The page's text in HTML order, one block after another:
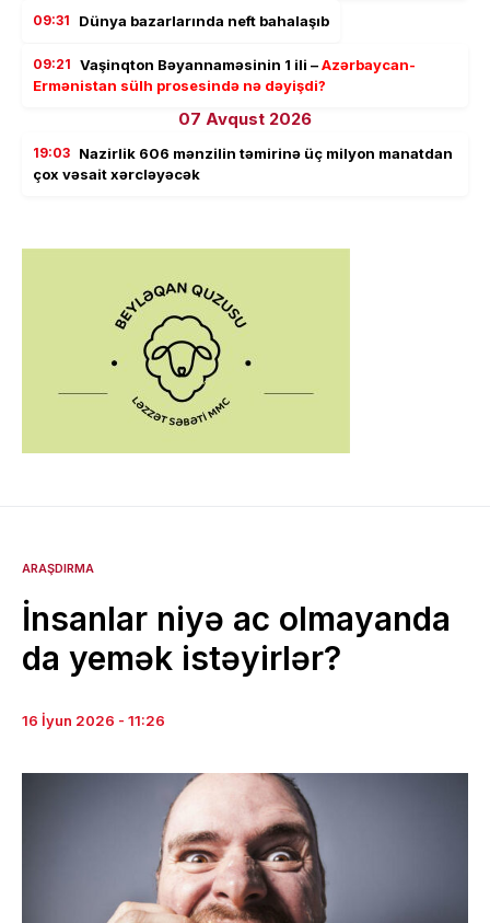
09:31 Dünya bazarlarında neft bahalaşıb
09:21 Vaşinqton Bəyannaməsinin 1 ili –Azərbaycan-
Ermənistan sülh prosesində nə dəyişdi?
07 Avqust 2026
19:03 Nazirlik 606 mənzilin təmirinə üç milyon manatdan
çox vəsait xərcləyəcək
ARAŞDIRMA
İnsanlar niyə ac olmayanda
da yemək istəyirlər?
16 İyun 2026 - 11:26